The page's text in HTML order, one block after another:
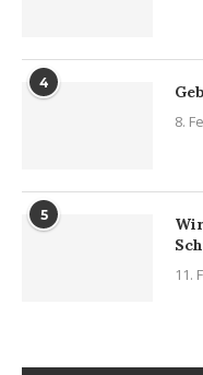
4
8.
5
11.